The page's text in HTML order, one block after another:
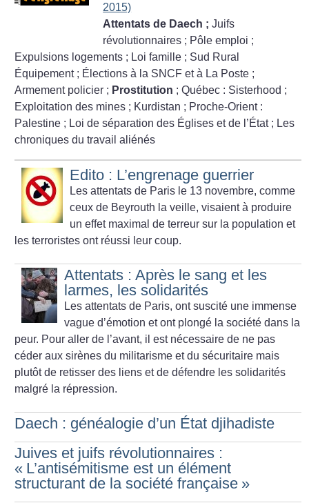
2015)
Attentats de Daech ; Juifs
révolutionnaires ; Pôle emploi ;
Expulsions logements ; Loi famille ; Sud Rural
Équipement ; Élections à la SNCF et à La Poste ;
Armement policier ; Prostitution ; Québec : Sisterhood ;
Exploitation des mines ; Kurdistan ; Proche-Orient :
Palestine ; Loi de séparation des Églises et de l’État ; Les
chroniques du travail aliénés
Edito : L’engrenage guerrier
Les attentats de Paris le 13 novembre, comme
ceux de Beyrouth la veille, visaient à produire
un effet maximal de terreur sur la population et
les terroristes ont réussi leur coup.
Attentats : Après le sang et les
larmes, les solidarités
Les attentats de Paris, ont suscité une immense
vague d’émotion et ont plongé la société dans la
peur. Pour aller de l’avant, il est nécessaire de ne pas
céder aux sirènes du militarisme et du sécuritaire mais
plutôt de retisser des liens et de défendre les solidarités
malgré la répression.
Daech : généalogie d’un État djihadiste
Juives et juifs révolutionnaires :
« L’antisémitisme est un élément
structurant de la société française »